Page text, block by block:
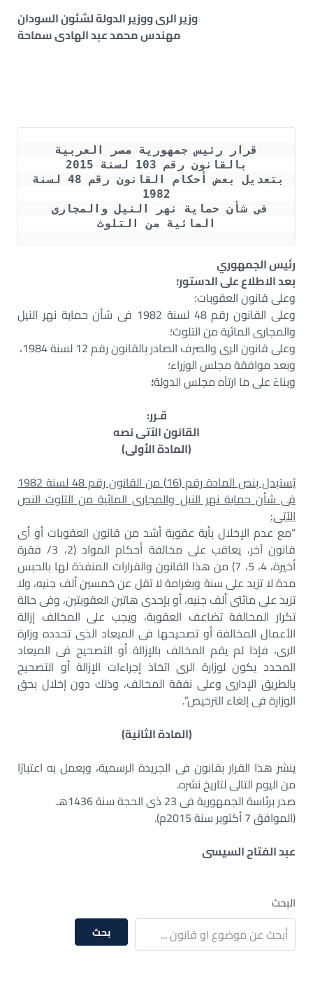
وزير الرى ووزير الدولة لشئون السودان
مهندس محمد عبد الهادى سماحة
قرار رئيس جمهورية مصر العربية
بالقانون رقم 103 لسنة 2015
1982
المائية من التلوث
رئيس الجمهوري
بعد الاطلاع على الدستور؛
وعلى قانون العقوبات؛
وعلى القانون رقم 48 لسنة 1982 فى شأن حماية نهر النيل
والمجارى المائية من التلوث؛
وعلى قانون الرى والصرف الصادر بالقانون رقم 12 لسنة 1984،
وبعد موافقة مجلس الوزراء؛
وبناءً على ما ارتآه مجلس الدولة؛
قـرر:
القانون الآتى نصه
(المادة الأولى)
يُستبدل بنص المادة رقم (16) من القانون رقم 48 لسنة 1982
فى شأن حماية نهر النيل والمجارى المائية من التلوث النص
الآتى:
“مع عدم الإخلال بأية عقوبة أشد من قانون العقوبات أو أى
قانون آخر، يعاقب على مخالفة أحكام المواد (2، 3/ فقرة
أخيرة، 4، 5، 7) من هذا القانون والقرارات المنفذة لها بالحبس
مدة لا تزيد على سنة وبغرامة لا تقل عن خمسين ألف جنيه، ولا
تزيد على مائتى ألف جنيه، أو بإحدى هاتين العقوبتين، وفى حالة
تكرار المخالفة تضاعف العقوبة، ويجب على المخالف إزالة
الأعمال المخالفة أو تصحيحها فى الميعاد الذى تحدده وزارة
الرى، فإذا لم يقم المخالف بالإزالة أو التصحيح فى الميعاد
المحدد يكون لوزارة الرى اتخاذ إجراءات الإزالة أو التصحيح
بالطريق الإدارى وعلى نفقة المخالف، وذلك دون إخلال بحق
الوزارة فى إلغاء الترخيص”.
(المادة الثانية)
ينشر هذا القرار بقانون فى الجريدة الرسمية، ويعمل به اعتبارًا
من اليوم التالى لتاريخ نشره.
صدر برئاسة الجمهورية فى 23 ذى الحجة سنة 1436هـ
(الموافق 7 أكتوبر سنة 2015م).
عبد الفتاح السيسى
البحث
بحث